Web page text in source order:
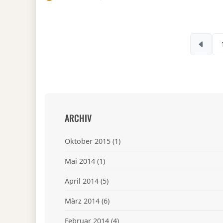
1
ARCHIV
Oktober 2015 (1)
Mai 2014 (1)
April 2014 (5)
März 2014 (6)
Februar 2014 (4)